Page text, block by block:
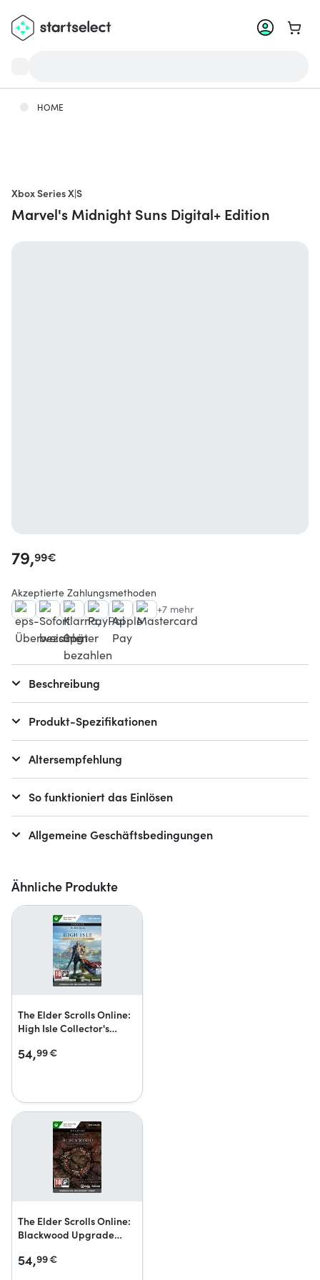
Zum
HOME
Ähnliche Produkte
The Elder Scrolls Online:
High Isle Collector's
54,99€
The Elder Scrolls Online:
Blackwood Upgrade
54,99€
Xbox Series X|S
Marvel's Midnight Suns Digital+ Edition
79,99€
Akzeptierte Zahlungsmethoden
+7 mehr
Beschreibung
Produkt-Spezifikationen
Altersempfehlung
So funktioniert das Einlösen
Allgemeine Geschäftsbedingungen